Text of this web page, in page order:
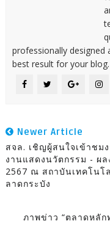
professionally designed
best result for your blog.
Newer Article
สจล. เชิญผู้สนใจเข้าชม
งานแสดงนวัตกรรม - ผ
2567 ณ สถาบันเทคโนโ
ลาดกระบัง
ภาพข่าว “ตลาดหลั